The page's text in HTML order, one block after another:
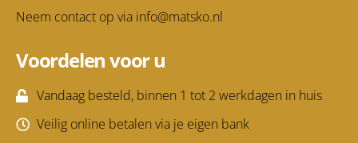
Neem contact op via info@matsko.nl
Voordelen voor u
Vandaag besteld, binnen 1 tot 2 werkdagen in huis
Veilig online betalen via je eigen bank